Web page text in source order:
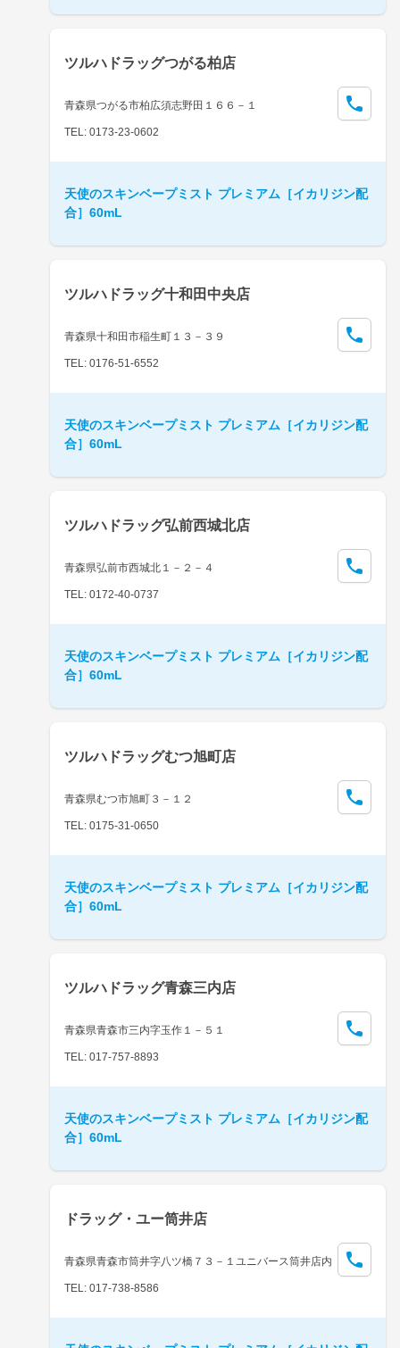
ツルハドラッグつがる柏店
青森県つがる市柏広須志野田１６６－１
TEL: 0173-23-0602
天使のスキンベープミスト プレミアム［イカリジン配
合］60mL
ツルハドラッグ十和田中央店
青森県十和田市稲生町１３－３９
TEL: 0176-51-6552
天使のスキンベープミスト プレミアム［イカリジン配
合］60mL
ツルハドラッグ弘前西城北店
青森県弘前市西城北１－２－４
TEL: 0172-40-0737
天使のスキンベープミスト プレミアム［イカリジン配
合］60mL
ツルハドラッグむつ旭町店
青森県むつ市旭町３－１２
TEL: 0175-31-0650
天使のスキンベープミスト プレミアム［イカリジン配
合］60mL
ツルハドラッグ青森三内店
青森県青森市三内字玉作１－５１
TEL: 017-757-8893
天使のスキンベープミスト プレミアム［イカリジン配
合］60mL
ドラッグ・ユー筒井店
青森県青森市筒井字八ツ橋７３－１ユニバース筒井店内
TEL: 017-738-8586